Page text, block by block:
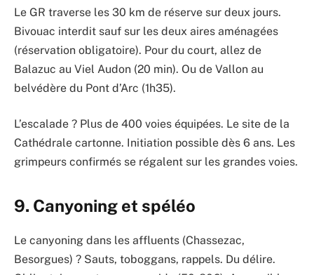
Le GR traverse les 30 km de réserve sur deux jours.
Bivouac interdit sauf sur les deux aires aménagées
(réservation obligatoire). Pour du court, allez de
Balazuc au Viel Audon (20 min). Ou de Vallon au
belvédère du Pont d’Arc (1h35).
L’escalade ? Plus de 400 voies équipées. Le site de la
Cathédrale cartonne. Initiation possible dès 6 ans. Les
grimpeurs confirmés se régalent sur les grandes voies.
9. Canyoning et spéléo
Le canyoning dans les affluents (Chassezac,
Besorgues) ? Sauts, toboggans, rappels. Du délire.